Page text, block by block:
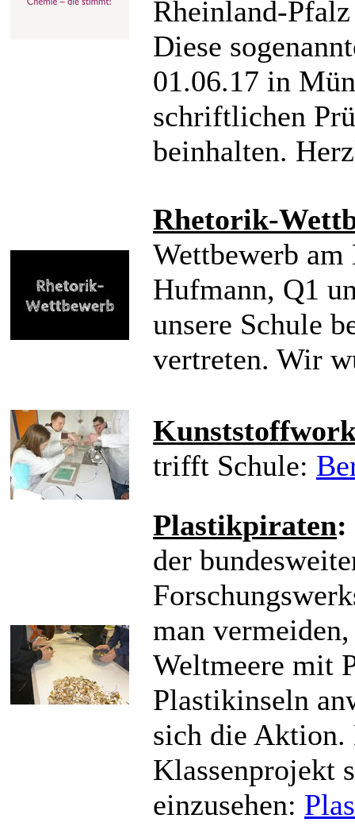
Rheinland-
Diese
01.06.17 in
schriftlichen
beinhalten.
Rhetorik-
Wettbewerb
Hufmann, Q1
unsere Schule
vertreten. Wir
trifft Schule:
Plastikpiraten:
der
man
Weltmeere mit
Plastikinseln
sich die
Klassenprojekt
einzusehen: